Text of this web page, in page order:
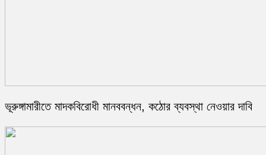
ভূরুঙ্গামারীতে মাদকবিরোধী মানববন্ধন, কঠোর ব্যবস্থা নেওয়ার দাবি